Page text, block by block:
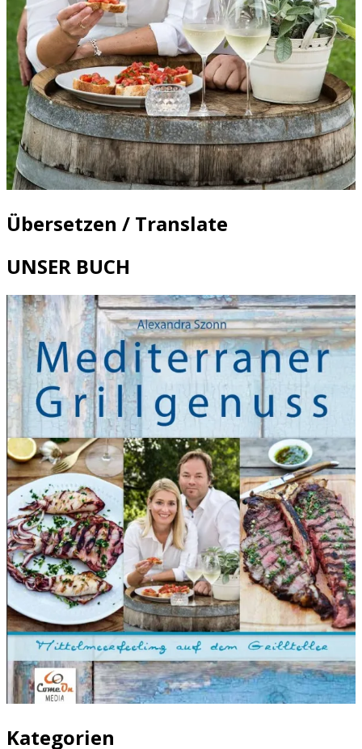
Übersetzen / Translate
UNSER BUCH
Kategorien